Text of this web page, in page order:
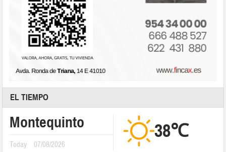
EL TIEMPO
Montequinto
Today 07/08/2026
38℃